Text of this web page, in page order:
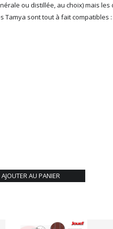
ou distillée, au choix) mais les
Tamya sont tout à fait compatibles
AJOUTER AU PANIER